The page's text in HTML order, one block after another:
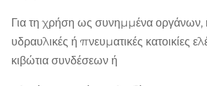
Για τη χρήση ως συνημμένα οργάνων,
υδραυλικές ή πνευματικές κατοικίες
κιβώτια συνδέσεων ή